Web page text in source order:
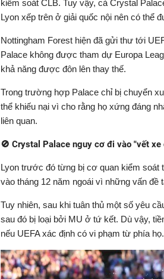
kiểm soát CLB. Tuy vậy, cả Crystal
Lyon xếp trên ở giải quốc nội nên có thể
Nottingham Forest hiện đã gửi thư tới
Palace không được tham dự Europa
khả năng được đôn lên thay thế.
Trong trường hợp Palace chỉ bị chuyển
thể khiếu nại vì cho rằng họ xứng đáng
liên quan.
🚫 Crystal Palace nguy cơ đi vào "vết xe
Lyon trước đó từng bị cơ quan kiểm soát
vào tháng 12 năm ngoái vì những vấn đề
Tuy nhiên, sau khi tuân thủ một số yêu
sau đó bị loại bởi MU ở tứ kết. Dù vậy,
nếu UEFA xác định có vi phạm từ phía họ.